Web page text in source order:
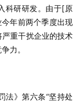
科研研发。由于[原
年前两个季度出现
重干扰企业的技术
力。
法》第六条“坚持处